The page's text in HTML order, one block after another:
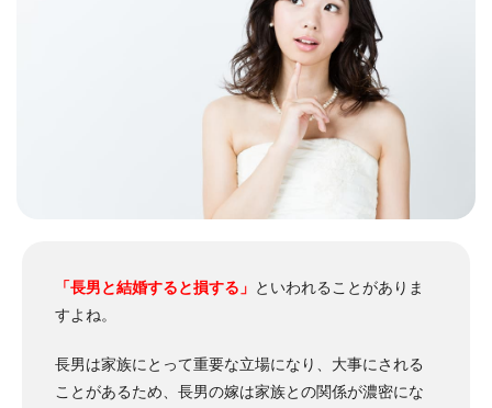
「長男と結婚すると損する」 といわれることがありま
すよね。
長男は家族にとって重要な立場になり、大事にされる
ことがあるため、長男の嫁は家族との関係が濃密にな